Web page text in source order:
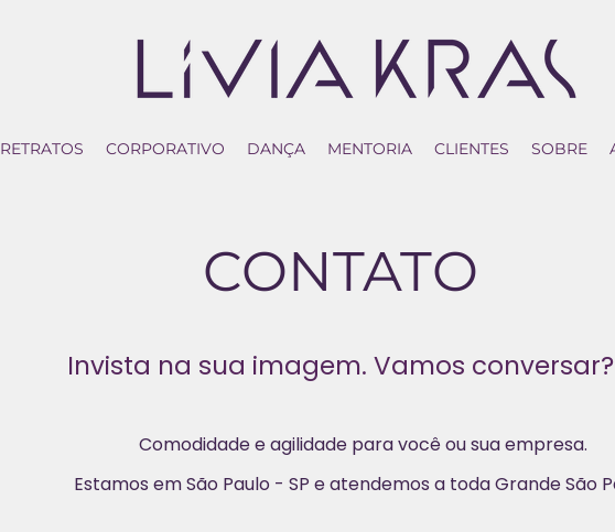
RETRATOS CORPORATIVO DANÇA MENTORIA CLIENTES SOBRE
CONTATO
Invista na sua imagem. Vamos conversar?
Comodidade e agilidade para você ou sua empresa.
Estamos em São Paulo - SP e atendemos a toda Grande São